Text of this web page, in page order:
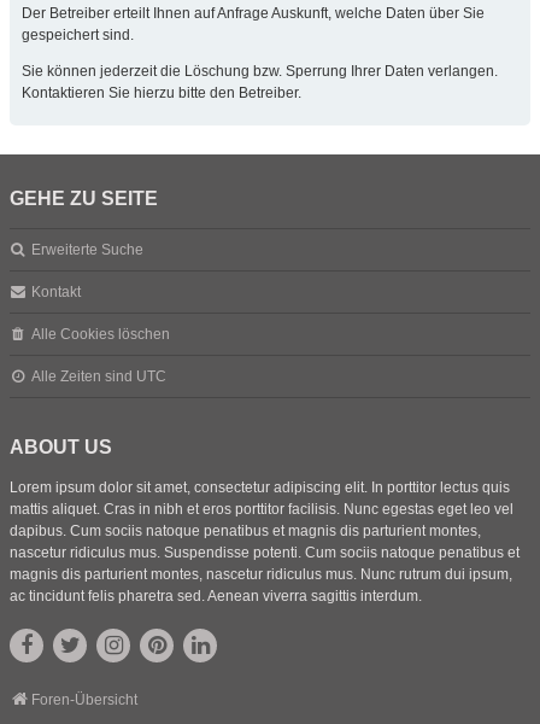
Der Betreiber erteilt Ihnen auf Anfrage Auskunft, welche Daten über Sie
gespeichert sind.
Sie können jederzeit die Löschung bzw. Sperrung Ihrer Daten verlangen.
Kontaktieren Sie hierzu bitte den Betreiber.
GEHE ZU SEITE
Erweiterte Suche
Kontakt
Alle Cookies löschen
Alle Zeiten sind UTC
ABOUT US
Lorem ipsum dolor sit amet, consectetur adipiscing elit. In porttitor lectus quis
mattis aliquet. Cras in nibh et eros porttitor facilisis. Nunc egestas eget leo vel
dapibus. Cum sociis natoque penatibus et magnis dis parturient montes,
nascetur ridiculus mus. Suspendisse potenti. Cum sociis natoque penatibus et
magnis dis parturient montes, nascetur ridiculus mus. Nunc rutrum dui ipsum,
ac tincidunt felis pharetra sed. Aenean viverra sagittis interdum.
Foren-Übersicht